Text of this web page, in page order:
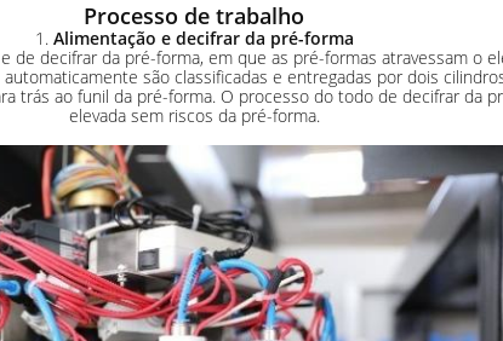
Processo de trabalho
1. Alimentação e decifrar da pré-forma
de decifrar da pré-forma, em que as pré-formas atravessam o
são classificadas e entregadas por dois
trás ao funil da pré-forma. O processo do todo de decifrar da
elevada sem riscos da pré-forma.